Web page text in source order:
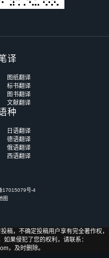
译
图纸翻译
标书翻译
图书翻译
文献翻译
种
日语翻译
德语翻译
俄语翻译
西语翻译
17015079号-4
图
稿，不确定投稿用户享有完全著作权，
果侵犯了您的权利，请联系：
，及时删除。